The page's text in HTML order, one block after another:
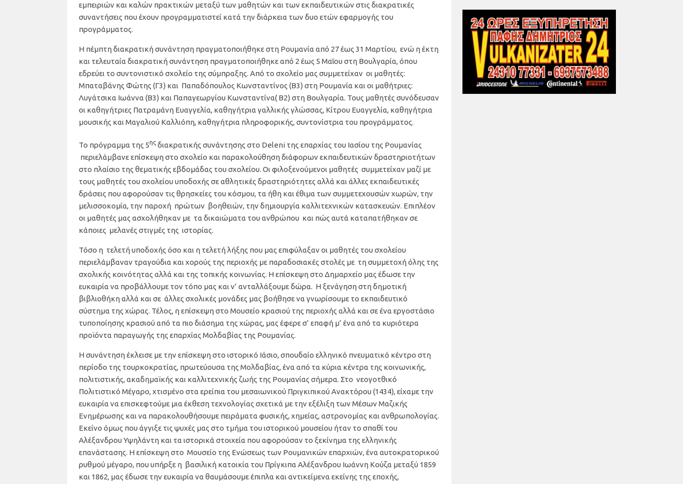
εμπειριών και καλών πρακτικών μεταξύ των μαθητών και των εκπαιδευτικών στις διακρατικές
συναντήσεις που έχουν προγραμματιστεί κατά την διάρκεια των δυο ετών εφαρμογής του
προγράμματος.
Η πέμπτη διακρατική συνάντηση πραγματοποιήθηκε στη Ρουμανία από 27 έως 31 Μαρτίου, ενώ η έκτη
και τελευταία διακρατική συνάντηση πραγματοποιήθηκε από 2 έως 5 Μαΐου στη Βουλγαρία, όπου
εδρεύει το συντονιστικό σχολείο της σύμπραξης. Από το σχολείο μας συμμετείχαν οι μαθητές:
Μπαταβάνης Φώτης (Γ3) και Παπαδόπουλος Κωνσταντίνος (Β3) στη Ρουμανία και οι μαθήτριες:
Λυγάτσικα Ιωάννα (Β3) και Παπαγεωργίου Κωνσταντίνα( Β2) στη Βουλγαρία. Τους μαθητές συνόδευσαν
οι καθηγήτριες Πατραμάνη Ευαγγελία, καθηγήτρια γαλλικής γλώσσας, Κίτρου Ευαγγελία, καθηγήτρια
μουσικής και Μαγαλιού Καλλιόπη, καθηγήτρια πληροφορικής, συντονίστρια του προγράμματος.
Το πρόγραμμα της 5ηςδιακρατικής συνάντησης στο Deleni της επαρχίας του Ιασίου της Ρουμανίας
περιελάμβανε επίσκεψη στο σχολείο και παρακολούθηση διάφορων εκπαιδευτικών δραστηριοτήτων
στο πλαίσιο της θεματικής εβδομάδας του σχολείου. Οι φιλοξενούμενοι μαθητές συμμετείχαν μαζί με
τους μαθητές του σχολείου υποδοχής σε αθλητικές δραστηριότητες αλλά και άλλες εκπαιδευτικές
δράσεις που αφορούσαν τις θρησκείες του κόσμου, τα ήθη και έθιμα των συμμετεχουσών χωρών, την
μελισσοκομία, την παροχή πρώτων βοηθειών, την δημιουργία καλλιτεχνικών κατασκευών. Επιπλέον
οι μαθητές μας ασχολήθηκαν με τα δικαιώματα του ανθρώπου και πώς αυτά καταπατήθηκαν σε
κάποιες μελανές στιγμές της ιστορίας.
Τόσο η τελετή υποδοχής όσο και η τελετή λήξης που μας επιφύλαξαν οι μαθητές του σχολείου
περιελάμβαναν τραγούδια και χορούς της περιοχής με παραδοσιακές στολές με τη συμμετοχή όλης της
σχολικής κοινότητας αλλά και της τοπικής κοινωνίας. Η επίσκεψη στο Δημαρχείο μας έδωσε την
ευκαιρία να προβάλλουμε τον τόπο μας και ν’ ανταλλάξουμε δώρα. Η ξενάγηση στη δημοτική
βιβλιοθήκη αλλά και σε άλλες σχολικές μονάδες μας βοήθησε να γνωρίσουμε το εκπαιδευτικό
σύστημα της χώρας. Τέλος, η επίσκεψη στο Μουσείο κρασιού της περιοχής αλλά και σε ένα εργοστάσιο
τυποποίησης κρασιού από τα πιο διάσημα της χώρας, μας έφερε σ’ επαφή μ’ ένα από τα κυριότερα
προϊόντα παραγωγής της επαρχίας Μολδαβίας της Ρουμανίας.
Η συνάντηση έκλεισε με την επίσκεψη στο ιστορικό Ιάσιο, σπουδαίο ελληνικό πνευματικό κέντρο στη
περίοδο της τουρκοκρατίας, πρωτεύουσα της Μολδαβίας, ένα από τα κύρια κέντρα της κοινωνικής,
πολιτιστικής, ακαδημαϊκής και καλλιτεχνικής ζωής της Ρουμανίας σήμερα. Στο νεογοτθικό
Πολιτιστικό Μέγαρο, χτισμένο στα ερείπια του μεσαιωνικού Πριγκιπικού Ανακτόρου (1434), είχαμε την
ευκαιρία να επισκεφτούμε μια έκθεση τεχνολογίας σχετικά με την εξέλιξη των Μέσων Μαζικής
Ενημέρωσης και να παρακολουθήσουμε πειράματα φυσικής, χημείας, αστρονομίας και ανθρωπολογίας.
Εκείνο όμως που άγγιξε τις ψυχές μας στο τμήμα του ιστορικού μουσείου ήταν το σπαθί του
Αλέξανδρου Υψηλάντη και τα ιστορικά στοιχεία που αφορούσαν το ξεκίνημα της ελληνικής
επανάστασης. Η επίσκεψη στο Μουσείο της Ενώσεως των Ρουμανικών επαρχιών, ένα αυτοκρατορικού
ρυθμού μέγαρο, που υπήρξε η βασιλική κατοικία του Πρίγκιπα Αλέξανδρου Ιωάννη Κούζα μεταξύ 1859
και 1862, μας έδωσε την ευκαιρία να θαυμάσουμε έπιπλα και αντικείμενα εκείνης της εποχής,